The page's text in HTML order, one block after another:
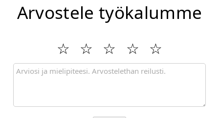
Arvostele työkalumme